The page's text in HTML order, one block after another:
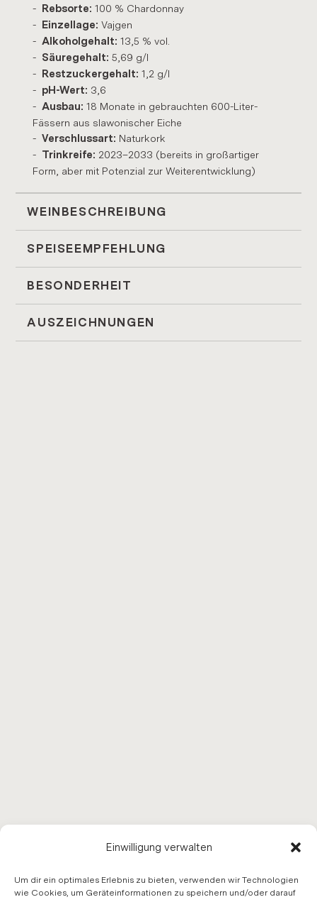
Einwilligung verwalten
Um dir ein optimales Erlebnis zu bieten, verwenden wir Technologien
wie Cookies, um Geräteinformationen zu speichern und/oder darauf
Rebsorte: 100 % Chardonnay
Einzellage: Vajgen
Alkoholgehalt: 13,5 % vol.
Säuregehalt: 5,69 g/l
Restzuckergehalt: 1,2 g/l
pH-Wert: 3,6
Ausbau: 18 Monate in gebrauchten 600-Liter-
Fässern aus slawonischer Eiche
Verschlussart: Naturkork
Trinkreife: 2023–2033 (bereits in großartiger
Form, aber mit Potenzial zur Weiterentwicklung)
WEINBESCHREIBUNG
SPEISEEMPFEHLUNG
BESONDERHEIT
AUSZEICHNUNGEN